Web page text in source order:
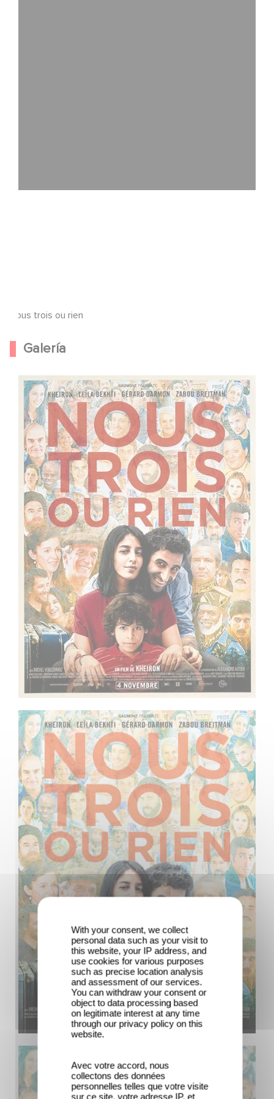
Nous trois ou rien
Galería
With your consent, we collect
personal data such as your visit to
this website, your IP address, and
use cookies for various purposes
such as precise location analysis
and assessment of our services.
You can withdraw your consent or
object to data processing based
on legitimate interest at any time
through our privacy policy on this
website.
Avec votre accord, nous
collectons des données
personnelles telles que votre visite
sur ce site, votre adresse IP, et